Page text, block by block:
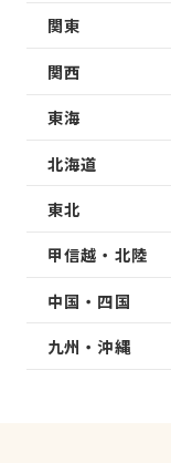
関東
関西
東海
北海道
東北
甲信越・北陸
中国・四国
九州・沖縄